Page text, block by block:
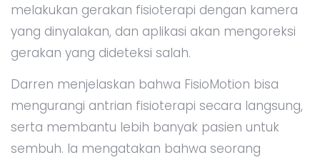
melakukan gerakan fisioterapi dengan kamera
yang dinyalakan, dan aplikasi akan mengoreksi
gerakan yang dideteksi salah.
Darren menjelaskan bahwa FisioMotion bisa
mengurangi antrian fisioterapi secara langsung,
serta membantu lebih banyak pasien untuk
sembuh. Ia mengatakan bahwa seorang